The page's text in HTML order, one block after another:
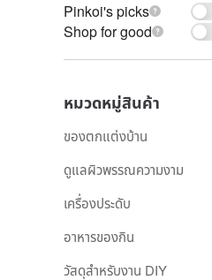
Pinkoi's picks
Shop for good
หมวดหมู่สินค้า
ของตกแต่งบ้าน
ดูแลผิวพรรณความงาม
เครื่องประดับ
อาหารของกิน
วัสดุสำหรับงาน DIY